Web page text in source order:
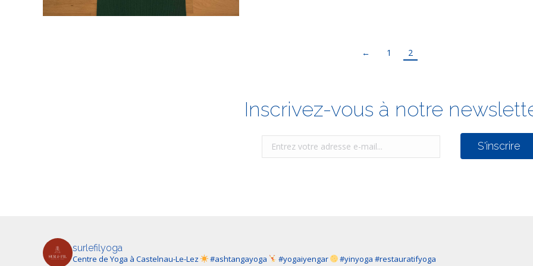
← 1 2
Inscrivez-vous à notre
surlefilyoga
Centre de Yoga à Castelnau-Le-Lez #ashtangayoga #yogaiyengar #yinyoga #restauratifyoga